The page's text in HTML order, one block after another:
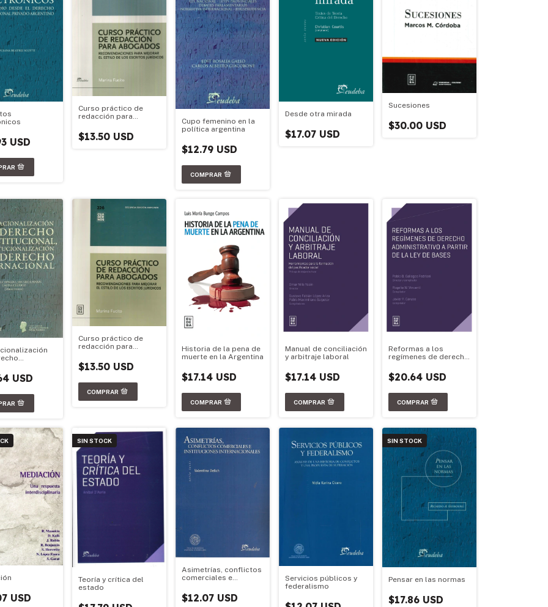
USD
Curso práctico de
redacción para
$13.50 USD
Cupo femenino en la
política argentina
$12.79 USD
Desde otra mirada
$17.07 USD
Sucesiones
$30.00 USD
USD
Curso práctico de
redacción para
$13.50 USD
Historia de la pena de
muerte en la Argentina
$17.14 USD
Manual de conciliación
y arbitraje laboral
$17.14 USD
Reformas a los
regímenes de derecho
de la Ley de bases
$20.64 USD
USD
SIN STOCK
Teoría y crítica del
estado
Asimetrías, conflictos
comerciales e
internacionales
$12.07 USD
Servicios públicos y
federalismo
SIN STOCK
Pensar en las normas
$17.86 USD